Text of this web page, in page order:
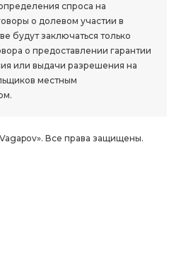
спроса на
о долевом участии в
будут заключаться только
о предоставлении гарантии
или выдачи разрешения на
местным
Все права защищены.